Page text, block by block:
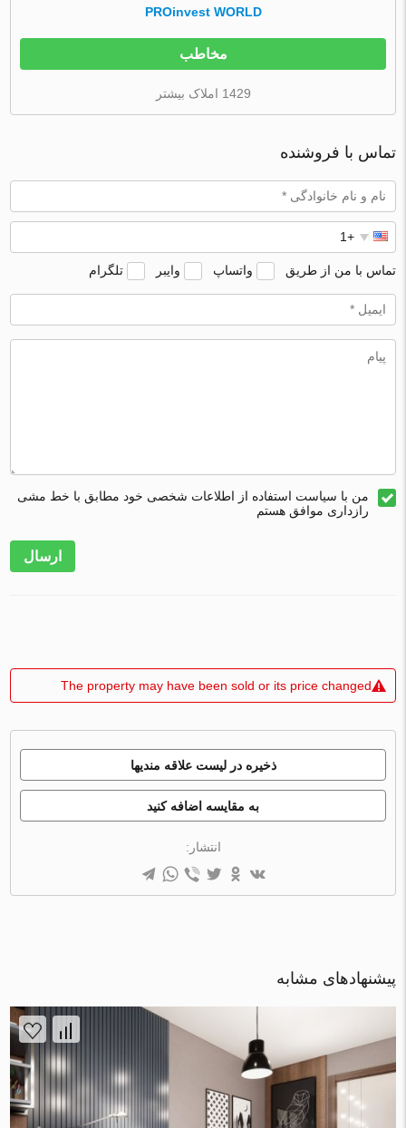
PROinvest WORLD
مخاطب
1429 املاک بیشتر
تماس با فروشنده
تماس با من از طریق واتساپ وایبر تلگرام
من با سیاست استفاده از اطلاعات شخصی خود مطابق با خط مشی
رازداری موافق هستم
ارسال
The property may have been sold or its price changed
ذخیره در لیست علاقه مندیها
به مقایسه اضافه کنید
انتشار:
پیشنهادهای مشابه